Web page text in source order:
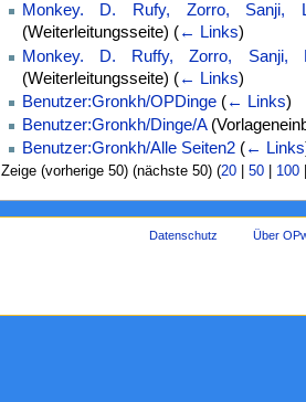
Monkey. D. Rufy, Zorro, Sanji,
(Weiterleitungsseite) (← Links)
Monkey. D. Ruffy, Zorro,
(Weiterleitungsseite) (← Links)
Benutzer:Gronkh/OPDinge (← Links)
Benutzer:Gronkh/Dinge/A
Benutzer:Gronkh/Alle Seiten2 (← Links
Zeige (vorherige 50) (nächste 50) (20| 50| 100
Datenschutz Über